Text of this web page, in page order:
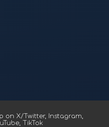
on X/Twitter, Instagram
, TikTok